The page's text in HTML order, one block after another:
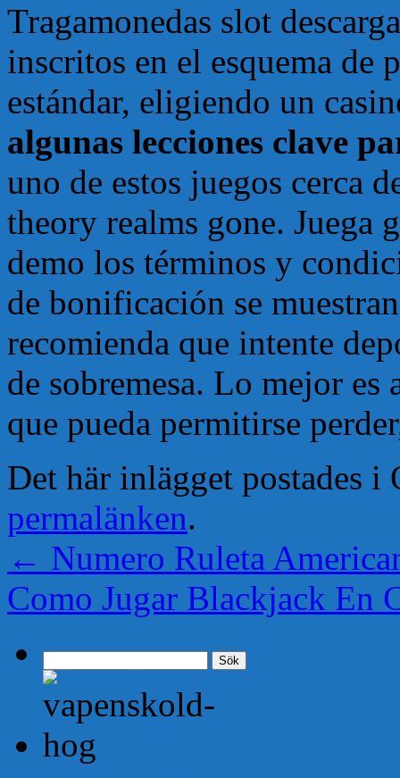
Tragamonedas slot
inscritos en el esquema de
estándar, eligiendo un
algunas lecciones clave
uno de estos juegos cerca
theory realms gone. Juega
demo los términos y
de bonificación se
recomienda que intente
de sobremesa. Lo mejor es
que pueda permitirse
Det här inlägget postades i
permalänken.
← Numero Ruleta
Como Jugar Blackjack En
efter: